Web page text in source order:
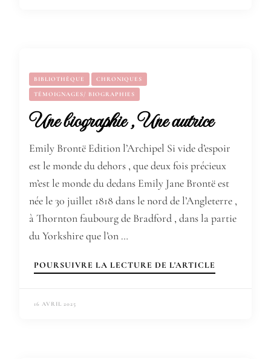
BIBLIOTHÈQUE CHRONIQUES
TÉMOIGNAGES/ BIOGRAPHIES
Une biographie , Une autrice
Emily Brontë Edition l’Archipel Si vide d’espoir
est le monde du dehors , que deux fois précieux
m’est le monde du dedans Emily Jane Brontë est
née le 30 juillet 1818 dans le nord de l’Angleterre ,
à Thornton faubourg de Bradford , dans la partie
du Yorkshire que l’on …
POURSUIVRE LA LECTURE DE L'ARTICLE
16 AVRIL 2025